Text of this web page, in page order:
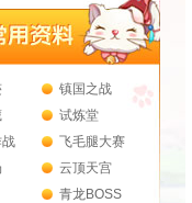
镇国之战
试炼堂
飞毛腿大赛
云顶天宫
青龙BOSS